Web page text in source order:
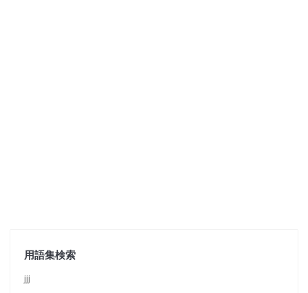
用語集検索
jjj